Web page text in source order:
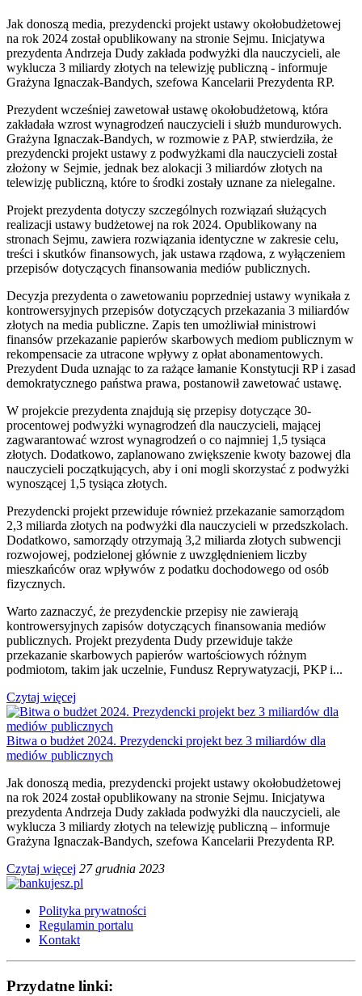
Jak donoszą media, prezydencki projekt ustawy okołobudżetowej
na rok 2024 został opublikowany na stronie Sejmu. Inicjatywa
prezydenta Andrzeja Dudy zakłada podwyżki dla nauczycieli, ale
wyklucza 3 miliardy złotych na telewizję publiczną - informuje
Grażyna Ignaczak-Bandych, szefowa Kancelarii Prezydenta RP.
Prezydent wcześniej zawetował ustawę okołobudżetową, która
zakładała wzrost wynagrodzeń nauczycieli i służb mundurowych.
Grażyna Ignaczak-Bandych, w rozmowie z PAP, stwierdziła, że
prezydencki projekt ustawy z podwyżkami dla nauczycieli został
złożony w Sejmie, jednak bez alokacji 3 miliardów złotych na
telewizję publiczną, które to środki zostały uznane za nielegalne.
Projekt prezydenta dotyczy szczególnych rozwiązań służących
realizacji ustawy budżetowej na rok 2024. Opublikowany na
stronach Sejmu, zawiera rozwiązania identyczne w zakresie celu,
treści i skutków finansowych, jak ustawa rządowa, z wyłączeniem
przepisów dotyczących finansowania mediów publicznych.
Decyzja prezydenta o zawetowaniu poprzedniej ustawy wynikała z
kontrowersyjnych przepisów dotyczących przekazania 3 miliardów
złotych na media publiczne. Zapis ten umożliwiał ministrowi
finansów przekazanie papierów skarbowych mediom publicznym w
rekompensacie za utracone wpływy z opłat abonamentowych.
Prezydent Duda uznając to za rażące łamanie Konstytucji RP i zasad
demokratycznego państwa prawa, postanowił zawetować ustawę.
W projekcie prezydenta znajdują się przepisy dotyczące 30-
procentowej podwyżki wynagrodzeń dla nauczycieli, mającej
zagwarantować wzrost wynagrodzeń o co najmniej 1,5 tysiąca
złotych. Dodatkowo, zaplanowano zwiększenie kwoty bazowej dla
nauczycieli początkujących, aby i oni mogli skorzystać z podwyżki
wynoszącej 1,5 tysiąca złotych.
Prezydencki projekt przewiduje również przekazanie samorządom
2,3 miliarda złotych na podwyżki dla nauczycieli w przedszkolach.
Dodatkowo, samorządy otrzymają 3,2 miliarda złotych subwencji
rozwojowej, podzielonej głównie z uwzględnieniem liczby
mieszkańców oraz wpływów z podatku dochodowego od osób
fizycznych.
Warto zaznaczyć, że prezydenckie przepisy nie zawierają
kontrowersyjnych zapisów dotyczących finansowania mediów
publicznych. Projekt prezydenta Dudy przewiduje także
przekazanie skarbowych papierów wartościowych różnym
podmiotom, takim jak uczelnie, Fundusz Reprywatyzacji, PKP i...
Czytaj więcej
Bitwa o budżet 2024. Prezydencki projekt bez 3 miliardów dla
mediów publicznych
Jak donoszą media, prezydencki projekt ustawy okołobudżetowej
na rok 2024 został opublikowany na stronie Sejmu. Inicjatywa
prezydenta Andrzeja Dudy zakłada podwyżki dla nauczycieli, ale
wyklucza 3 miliardy złotych na telewizję publiczną – informuje
Grażyna Ignaczak-Bandych, szefowa Kancelarii Prezydenta RP.
Czytaj więcej 27 grudnia 2023
Polityka prywatności
Regulamin portalu
Kontakt
Przydatne linki: